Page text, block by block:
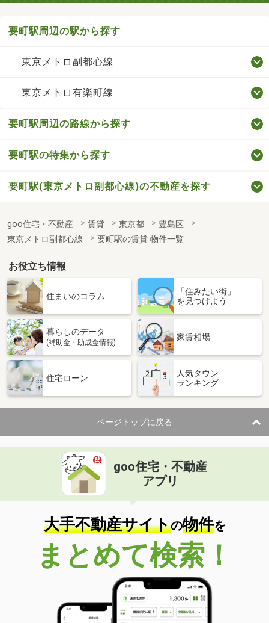
要町駅周辺の駅から探す
東京メトロ副都心線
東京メトロ有楽町線
要町駅周辺の路線から探す
要町駅の特集から探す
要町駅(東京メトロ副都心線)の不動産を探す
goo住宅・不動産 賃貸 東京都
豊島区
東京メトロ副都心線
要町駅の賃貸 物件一覧
お役立ち情報
住まいのコラム
「住みたい街」
を見つけよう
暮らしのデータ
(補助金・助成金情報)
家賃相場
住宅ローン
人気タウン
ランキング
ページトップに戻る
goo住宅・不動産
アプリ
大手不動産サイトの物件を
まとめて検索！